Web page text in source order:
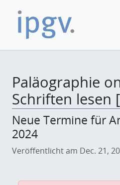
Paläographie
Schriften lesen
Neue Termine für
2024
Veröffentlicht am Dec. 21,